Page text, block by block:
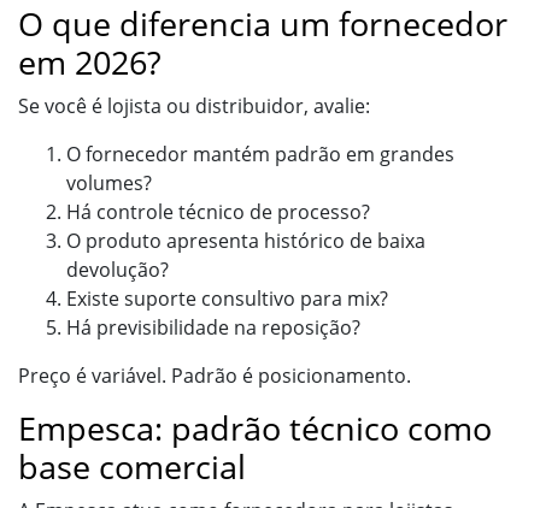
O que diferencia um fornecedor
em 2026?
Se você é lojista ou distribuidor, avalie:
O fornecedor mantém padrão em grandes
volumes?
Há controle técnico de processo?
O produto apresenta histórico de baixa
devolução?
Existe suporte consultivo para mix?
Há previsibilidade na reposição?
Preço é variável. Padrão é posicionamento.
Empesca: padrão técnico como
base comercial